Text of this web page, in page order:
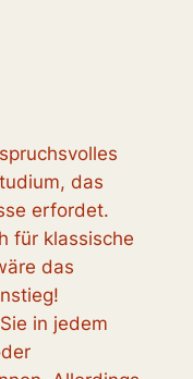
das
erfordet.
für klassische
das
in jedem